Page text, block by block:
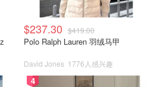
$237.30 $419.00
Polo Ralph Lauren 羽绒马甲
David Jones 1776人感兴趣
4